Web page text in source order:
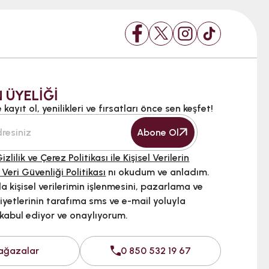
ÜYELİĞİ
ol, yenilikleri ve fırsatları önce sen keşfet!
Abone Ol
ve Çerez Politikası ile Kişisel Verilerin
Güvenliği Politikası nı okudum ve anladım.
kişisel verilerimin işlenmesini, pazarlama ve
tarafıma sms ve e-mail yoluyla
kabul ediyor ve onaylıyorum.
0 850 532 19 67